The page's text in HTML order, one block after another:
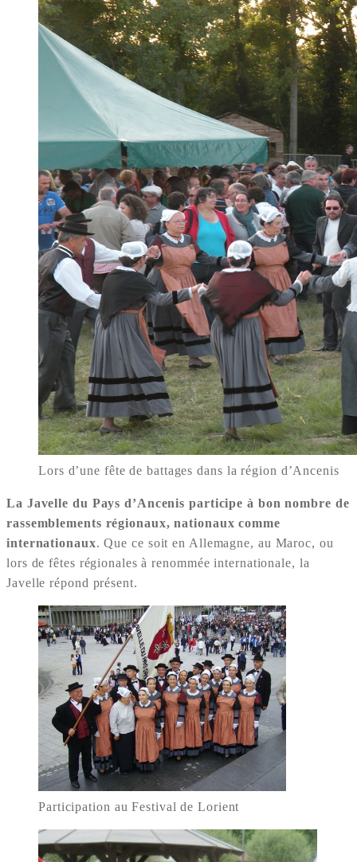
Lors d’une fête de battages dans la région d’Ancenis
La Javelle du Pays d’Ancenis participe à bon nombre de
rassemblements régionaux, nationaux comme
internationaux. Que ce soit en Allemagne, au Maroc, ou
lors de fêtes régionales à renommée internationale, la
Javelle répond présent.
Participation au Festival de Lorient